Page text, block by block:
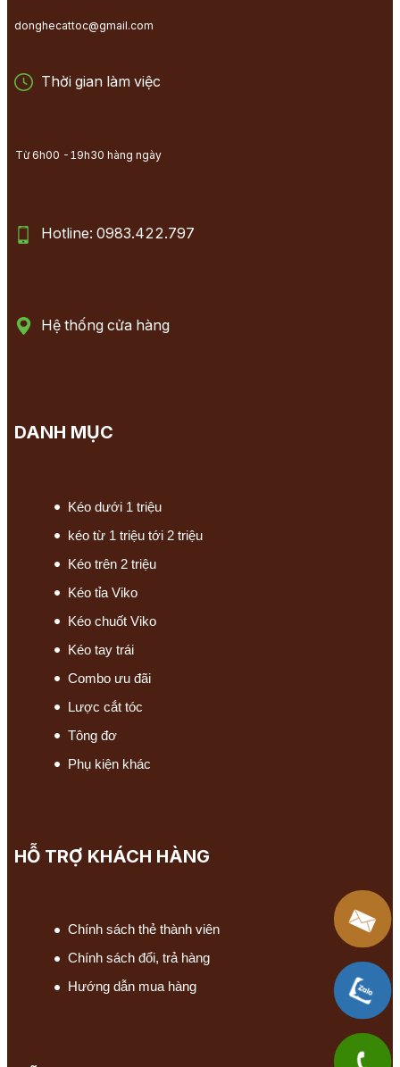
donghecattoc@gmail.com
Thời gian làm việc
Từ 6h00 -19h30 hàng ngày
Hotline: 0983.422.797
Hệ thống cửa hàng
DANH MỤC
Kéo dưới 1 triệu
kéo từ 1 triệu tới 2 triệu
Kéo trên 2 triệu
Kéo tỉa Viko
Kéo chuốt Viko
Kéo tay trái
Combo ưu đãi
Lược cắt tóc
Tông đơ
Phụ kiện khác
HỖ TRỢ KHÁCH HÀNG
Chính sách thẻ thành viên
Chính sách đổi, trả hàng
Hướng dẫn mua hàng